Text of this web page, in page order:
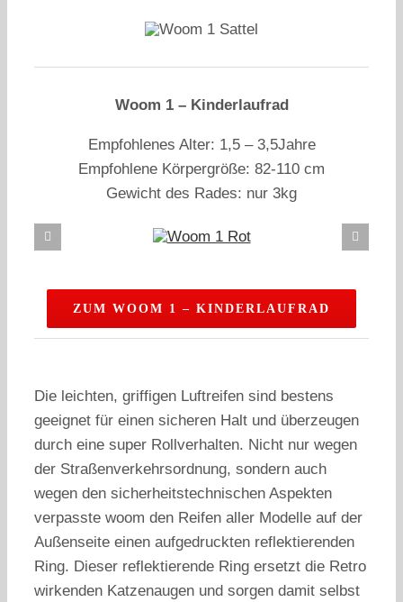
Woom 1 – Kinderlaufrad
Empfohlenes Alter: 1,5 – 3,5Jahre
Empfohlene Körpergröße: 82-110 cm
Gewicht des Rades: nur 3kg
ZUM WOOM 1 – KINDERLAUFRAD
Die leichten, griffigen Luftreifen sind bestens
geeignet für einen sicheren Halt und überzeugen
durch eine super Rollverhalten. Nicht nur wegen
der Straßenverkehrsordnung, sondern auch
wegen den sicherheitstechnischen Aspekten
verpasste woom den Reifen aller Modelle auf der
Außenseite einen aufgedruckten reflektierenden
Ring. Dieser reflektierende Ring ersetzt die Retro
wirkenden Katzenaugen und sorgen damit selbst